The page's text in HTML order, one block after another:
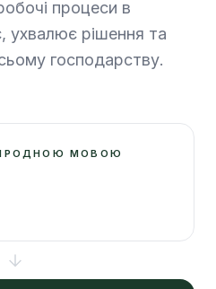
процеси в
ухвалює рішення та
господарству.
МОВОЮ